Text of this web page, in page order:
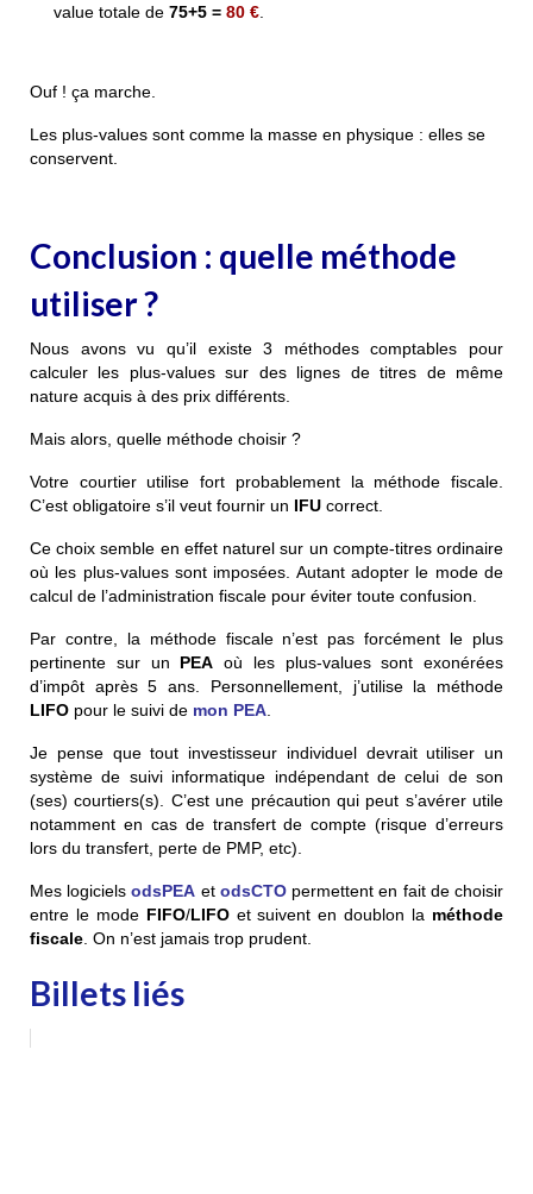
value totale de 75+5 = 80 €.
Ouf ! ça marche.
Les plus-values sont comme la masse en physique : elles se
conservent.
Conclusion : quelle méthode
utiliser ?
Nous avons vu qu’il existe 3 méthodes comptables pour
calculer les plus-values sur des lignes de titres de même
nature acquis à des prix différents.
Mais alors, quelle méthode choisir ?
Votre courtier utilise fort probablement la méthode fiscale.
C’est obligatoire s’il veut fournir un IFU correct.
Ce choix semble en effet naturel sur un compte-titres ordinaire
où les plus-values sont imposées. Autant adopter le mode de
calcul de l’administration fiscale pour éviter toute confusion.
Par contre, la méthode fiscale n’est pas forcément le plus
pertinente sur un PEA où les plus-values sont exonérées
d’impôt après 5 ans. Personnellement, j’utilise la méthode
LIFO pour le suivi de mon PEA.
Je pense que tout investisseur individuel devrait utiliser un
système de suivi informatique indépendant de celui de son
(ses) courtiers(s). C’est une précaution qui peut s’avérer utile
notamment en cas de transfert de compte (risque d’erreurs
lors du transfert, perte de PMP, etc).
Mes logicielsodsPEA et odsCTOpermettent en fait de choisir
entre le mode FIFO/LIFOet suivent en doublon la méthode
fiscale. On n’est jamais trop prudent.
Billets liés